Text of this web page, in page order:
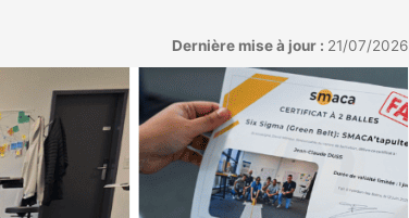
Dernière mise à jour : 21/07/2026